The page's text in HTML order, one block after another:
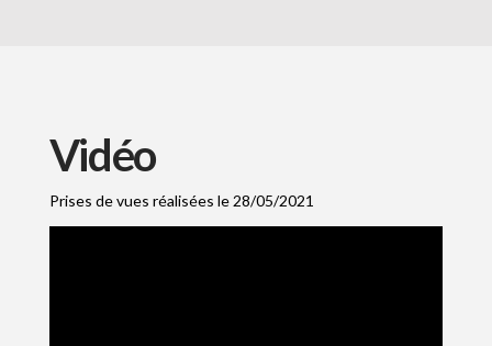
Vidéo
Prises de vues réalisées le 28/05/2021